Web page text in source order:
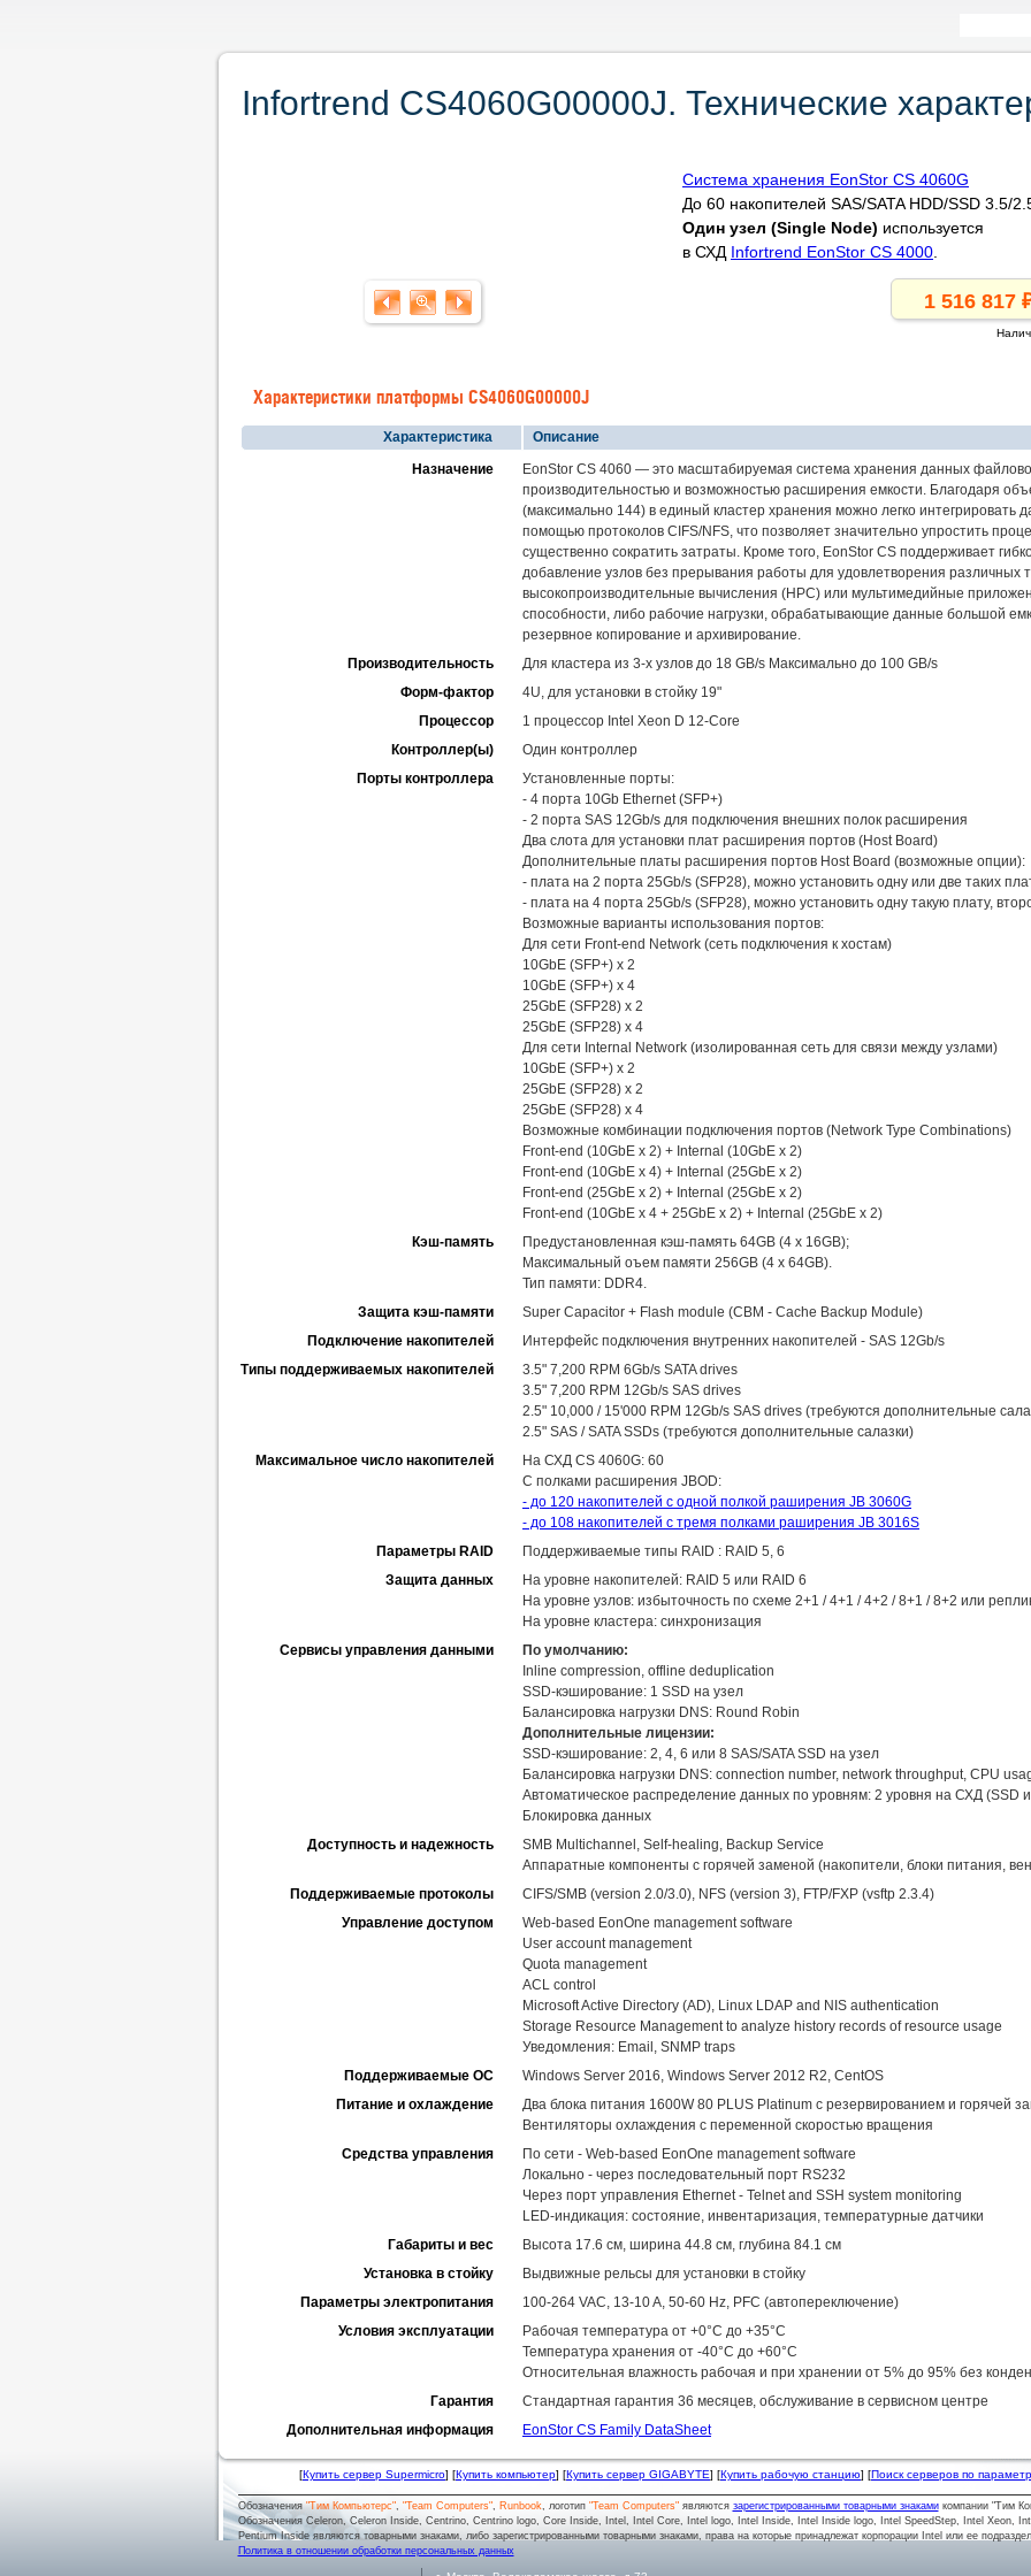
Infortrend CS4060G00000J. Технические
Система хранения EonStor CS 4060G
До 60 накопителей SAS/SATA HDD/SSD 3.5/
Один узел (Single Node) используется
в СХД Infortrend EonStor CS 4000
Характеристики платформы CS4060G00000J
Характеристика
Описание
Назначение
EonStor CS 4060 — это масштабируемая система хранения данных
производительностью и возможностью расширения емкости. Благодаря
(максимально 144) в единый кластер хранения можно легко интегрировать
помощью протоколов CIFS/NFS, что позволяет значительно упростить
существенно сократить затраты. Кроме того, EonStor CS поддерживает
добавление узлов без прерывания работы для удовлетворения различных
высокопроизводительные вычисления (HPC) или мультимедийные
способности, либо рабочие нагрузки, обрабатывающие данные большой
резервное копирование и архивирование.
Производительность
Для кластера из 3-х узлов до 18 GB/s Максимально до 100 GB/s
Форм-фактор
4U, для установки в стойку 19"
Процессор
1 процессор Intel Xeon D 12-Core
Контроллер(ы)
Один контроллер
Порты контроллера
Установленные порты:
- 4 порта 10Gb Ethernet (SFP+)
- 2 порта SAS 12Gb/s для подключения внешних полок расширения
Два слота для установки плат расширения портов (Host Board)
Дополнительные платы расширения портов Host Board (возможные опции):
- плата на 2 порта 25Gb/s (SFP28), можно установить одну или две таких
- плата на 4 порта 25Gb/s (SFP28), можно установить одну такую плату,
Возможные варианты использования портов:
Для сети Front-end Network (сеть подключения к хостам)
10GbE (SFP+) x 2
10GbE (SFP+) x 4
25GbE (SFP28) x 2
25GbE (SFP28) x 4
Для сети Internal Network (изолированная сеть для связи между узлами)
10GbE (SFP+) x 2
25GbE (SFP28) x 2
25GbE (SFP28) x 4
Возможные комбинации подключения портов (Network Type Combinations)
Front-end (10GbE x 2) + Internal (10GbE x 2)
Front-end (10GbE x 4) + Internal (25GbE x 2)
Front-end (25GbE x 2) + Internal (25GbE x 2)
Front-end (10GbE x 4 + 25GbE x 2) + Internal (25GbE x 2)
Кэш-память
Предустановленная кэш-память 64GB (4 x 16GB);
Максимальный оъем памяти 256GB (4 x 64GB).
Тип памяти: DDR4.
Защита кэш-памяти
Super Capacitor + Flash module (CBM - Cache Backup Module)
Подключение накопителей
Интерфейс подключения внутренних накопителей - SAS 12Gb/s
Типы поддерживаемых накопителей
3.5" 7,200 RPM 6Gb/s SATA drives
3.5" 7,200 RPM 12Gb/s SAS drives
2.5" 10,000 / 15'000 RPM 12Gb/s SAS drives (требуются дополнительные
2.5" SAS / SATA SSDs (требуются дополнительные салазки)
Максимальное число накопителей
На СХД CS 4060G: 60
С полками расширения JBOD:
- до 120 накопителей с одной полкой раширения JB 3060G
- до 108 накопителей с тремя полками раширения JB 3016S
Параметры RAID
Поддерживаемые типы RAID : RAID 5, 6
Защита данных
На уровне накопителей: RAID 5 или RAID 6
На уровне узлов: избыточность по схеме 2+1 / 4+1 / 4+2 / 8+1 / 8+2 или
На уровне кластера: синхронизация
Сервисы управления данными
По умолчанию:
Inline compression, offline deduplication
SSD-кэширование: 1 SSD на узел
Балансировка нагрузки DNS: Round Robin
Дополнительные лицензии:
SSD-кэширование: 2, 4, 6 или 8 SAS/SATA SSD на узел
Балансировка нагрузки DNS: connection number, network throughput, CPU
Автоматическое распределение данных по уровням: 2 уровня на СХД (SSD
Блокировка данных
Доступность и надежность
SMB Multichannel, Self-healing, Backup Service
Аппаратные компоненты с горячей заменой (накопители, блоки питания,
Поддерживаемые протоколы
CIFS/SMB (version 2.0/3.0), NFS (version 3), FTP/FXP (vsftp 2.3.4)
Управление доступом
Web-based EonOne management software
User account management
Quota management
ACL control
Microsoft Active Directory (AD), Linux LDAP and NIS authentication
Storage Resource Management to analyze history records of resource usage
Уведомления: Email, SNMP traps
Поддерживаемые ОС
Windows Server 2016, Windows Server 2012 R2, CentOS
Питание и охлаждение
Два блока питания 1600W 80 PLUS Platinum с резервированием и горячей
Вентиляторы охлаждения с переменной скоростью вращения
Средства управления
По сети - Web-based EonOne management software
Локально - через последовательный порт RS232
Через порт управления Ethernet - Telnet and SSH system monitoring
LED-индикация: состояние, инвентаризация, температурные датчики
Габариты и вес
Высота 17.6 см, ширина 44.8 см, глубина 84.1 см
Установка в стойку
Выдвижные рельсы для установки в стойку
Параметры электропитания
100-264 VAC, 13-10 A, 50-60 Hz, PFC (автопереключение)
Условия эксплуатации
Рабочая температура от +0°C до +35°C
Температура хранения от -40°C до +60°C
Относительная влажность рабочая и при хранении от 5% до 95% без
Гарантия
Стандартная гарантия 36 месяцев, обслуживание в сервисном центре
Дополнительная информация
EonStor CS Family DataSheet
[Купить сервер Supermicro] [Купить компьютер] [Купить сервер GIGABYTE] [Купить рабочую станцию] [Поиск серверов по
Обозначения"Тим Компьютерс", "Team Computers", Runbook, логотип "Team Computers"являются зарегистрированными товарными знакамикомпании "Тим
Обозначения Celeron, Celeron Inside, Centrino, Centrino logo, Core Inside, Intel, Intel Core, Intel logo, Intel Inside, Intel Inside logo, Intel SpeedStep, Intel Xeon,
Pentium Inside являются товарными знаками, либо зарегистрированными товарными знаками, права на которые принадлежат корпорации Intel или ее
Политика в отношении обработки персональных данных